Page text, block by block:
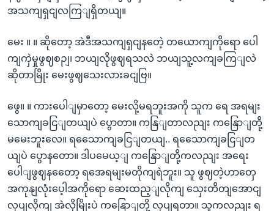
အသကျရှငျလကြျရှိတယျ။
မေး ။ ။ ဆိုတော့ အဲဒီအသကျရှငျနတေဲ့ တယောကျကိုရော ပေါ
ကျကှဲမှုဖွဈစဉျ၊ ဘယျလိုဖွဈရသလဲ ဘယျသူ့လကျခကြျလဲ
ဆိုတာမြိုး မေးဖွဈသေးလားခငျဗြ။
ဖွေ။ ။ ကားပေါျမှာတော့ မေးလို့မရဘူးအကို သူက ရေ အရမျး
သောကျခငြျတယျပဲ ပွောတာ။ ကနြျတာလညျး ကနြောျတို့
မမေးဘူးလေ။ ရသေောကျခငြျတယျ.. ရသေောကျခငြျတ
ယျပဲ ပွောနတော။ ဒါပမေယ့ျ ကနြောျတို့ကလညျး အရေး
ပေါျဖွဈနတေော့ ရအေရမျးမတိုကျရဲဘူး။ သူ ဖွဈတဲ့ဟာတှေ
အကုနျလုံးပေ့ါအကိုရော ဆေးထည့ျလိုကျ သှေးတိတျအောငျ
လုပျလိုကျ အဲလိုမြိုးပဲ ကနြောျတို့ လုပျရတာ။ သူကလညျး ရ